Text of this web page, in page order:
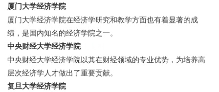
厦门大学经济学院
厦门大学经济学院在经济学研究和教学方面也有着显著的成
绩，是国内知名的经济学院之一。
中央财经大学经济学院
中央财经大学经济学院以其在财经领域的专业优势，为培养高
层次经济学人才做出了重要贡献。
复旦大学经济学院